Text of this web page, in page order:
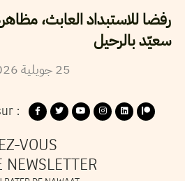
رفضا للاستبداد العابث،
سعيّد بالرحيل
25 جويلية
:
VOUS
NEWSLETTER